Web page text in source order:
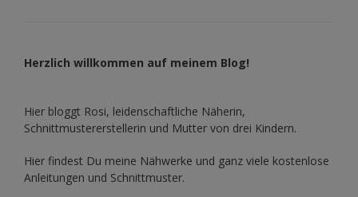
Herzlich willkommen auf meinem Blog!
Hier bloggt Rosi, leidenschaftliche Näherin,
Schnittmustererstellerin und Mutter von drei Kindern.
Hier findest Du meine Nähwerke und ganz viele kostenlose
Anleitungen und Schnittmuster.